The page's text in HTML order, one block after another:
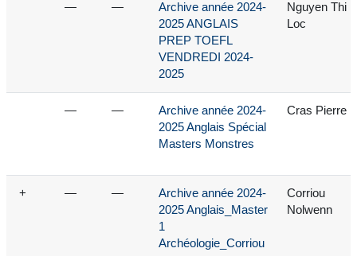
— —
Archive année 2024-
2025 ANGLAIS
PREP TOEFL
VENDREDI 2024-
2025
Nguyen Thi
Loc
— —
Archive année 2024-
2025 Anglais Spécial
Masters Monstres
Cras Pierre
+ — —
Archive année 2024-
2025 Anglais_Master
1
Archéologie_Corriou
Corriou
Nolwenn